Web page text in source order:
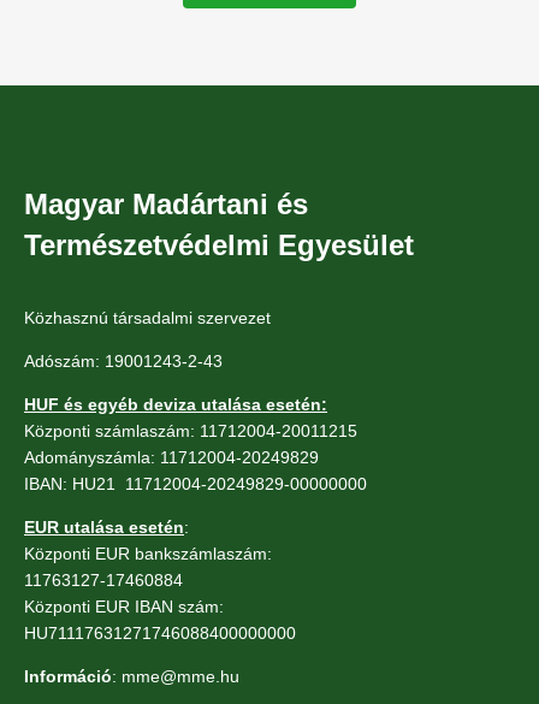
Magyar Madártani és
Természetvédelmi Egyesület
Közhasznú társadalmi szervezet
Adószám: 19001243-2-43
HUF és egyéb deviza utalása esetén:
Központi számlaszám: 11712004-20011215
Adományszámla: 11712004-20249829
IBAN: HU21 11712004-20249829-00000000
EUR utalása esetén:
Központi EUR bankszámlaszám:
11763127-17460884
Központi EUR IBAN szám:
HU71117631271746088400000000
Információ: mme@mme.hu